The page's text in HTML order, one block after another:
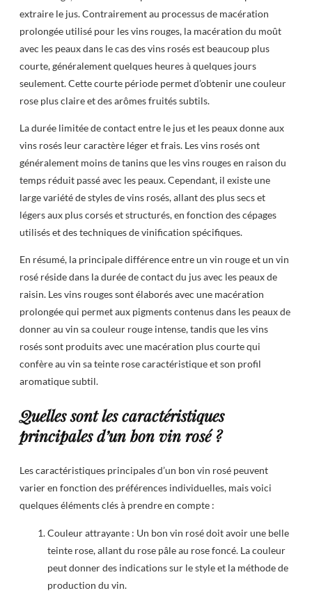
extraire le jus. Contrairement au processus de macération
prolongée utilisé pour les vins rouges, la macération du moût
avec les peaux dans le cas des vins rosés est beaucoup plus
courte, généralement quelques heures à quelques jours
seulement. Cette courte période permet d’obtenir une couleur
rose plus claire et des arômes fruités subtils.
La durée limitée de contact entre le jus et les peaux donne aux
vins rosés leur caractère léger et frais. Les vins rosés ont
généralement moins de tanins que les vins rouges en raison du
temps réduit passé avec les peaux. Cependant, il existe une
large variété de styles de vins rosés, allant des plus secs et
légers aux plus corsés et structurés, en fonction des cépages
utilisés et des techniques de vinification spécifiques.
En résumé, la principale différence entre un vin rouge et un vin
rosé réside dans la durée de contact du jus avec les peaux de
raisin. Les vins rouges sont élaborés avec une macération
prolongée qui permet aux pigments contenus dans les peaux de
donner au vin sa couleur rouge intense, tandis que les vins
rosés sont produits avec une macération plus courte qui
confère au vin sa teinte rose caractéristique et son profil
aromatique subtil.
Quelles sont les caractéristiques
principales d’un bon vin rosé ?
Les caractéristiques principales d’un bon vin rosé peuvent
varier en fonction des préférences individuelles, mais voici
quelques éléments clés à prendre en compte :
Couleur attrayante : Un bon vin rosé doit avoir une belle
teinte rose, allant du rose pâle au rose foncé. La couleur
peut donner des indications sur le style et la méthode de
production du vin.